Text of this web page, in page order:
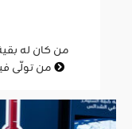
من تولّى